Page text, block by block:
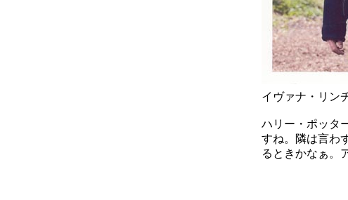
イヴァナ・リン
ハリー・ポッタ
すね。隣は言わ
るときかなぁ。